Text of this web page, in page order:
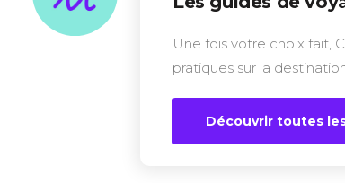
Une fois votre choix fait,
pratiques sur la
Découvrir toutes